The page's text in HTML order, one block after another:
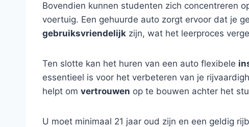
Bovendien kunnen studenten zich concentreren
voertuig. Een gehuurde auto zorgt ervoor dat je
gebruiksvriendelijk zijn, wat het leerproces
Ten slotte kan het huren van een auto flexibele
essentieel is voor het verbeteren van je
helpt om vertrouwen op te bouwen achter het
U moet minimaal 21 jaar oud zijn en een geldig